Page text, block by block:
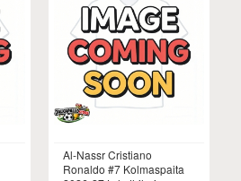
Al-Nassr Cristiano
Ronaldo #7 Kolmaspaita